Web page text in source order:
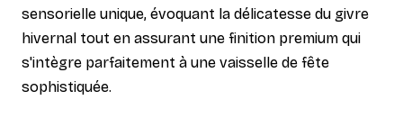
sensorielle unique, évoquant la délicatesse du givre
hivernal tout en assurant une finition premium qui
s'intègre parfaitement à une vaisselle de fête
sophistiquée.